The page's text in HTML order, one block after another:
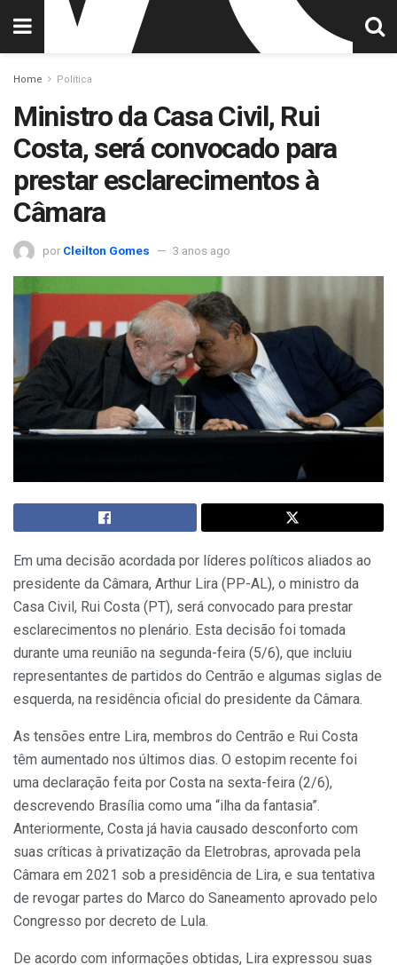
Home Política
Ministro da Casa Civil, Rui
Costa, será convocado para
prestar esclarecimentos à
Câmara
por Cleilton Gomes 3 anos ago
Em uma decisão acordada por líderes políticos aliados ao
presidente da Câmara, Arthur Lira (PP-AL), o ministro da
Casa Civil, Rui Costa (PT), será convocado para prestar
esclarecimentos no plenário. Esta decisão foi tomada
durante uma reunião na segunda-feira (5/6), que incluiu
representantes de partidos do Centrão e algumas siglas de
esquerda, na residência oficial do presidente da Câmara.
As tensões entre Lira, membros do Centrão e Rui Costa
têm aumentado nos últimos dias. O estopim recente foi
uma declaração feita por Costa na sexta-feira (2/6),
descrevendo Brasília como uma “ilha da fantasia”.
Anteriormente, Costa já havia causado desconforto com
suas críticas à privatização da Eletrobras, aprovada pela
Câmara em 2021 sob a presidência de Lira, e sua tentativa
de revogar partes do Marco do Saneamento aprovado pelo
Congresso por decreto de Lula.
De acordo com informações obtidas, Lira expressou suas